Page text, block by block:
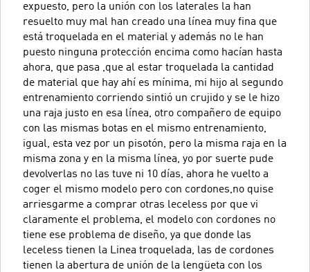
expuesto, pero la unión con los laterales la han
resuelto muy mal han creado una línea muy fina que
está troquelada en el material y además no le han
puesto ninguna protección encima como hacían hasta
ahora, que pasa ,que al estar troquelada la cantidad
de material que hay ahí es mínima, mi hijo al segundo
entrenamiento corriendo sintió un crujido y se le hizo
una raja justo en esa línea, otro compañero de equipo
con las mismas botas en el mismo entrenamiento,
igual, esta vez por un pisotón, pero la misma raja en la
misma zona y en la misma línea, yo por suerte pude
devolverlas no las tuve ni 10 días, ahora he vuelto a
coger el mismo modelo pero con cordones,no quise
arriesgarme a comprar otras leceless por que vi
claramente el problema, el modelo con cordones no
tiene ese problema de diseño, ya que donde las
leceless tienen la Linea troquelada, las de cordones
tienen la abertura de unión de la lengüeta con los